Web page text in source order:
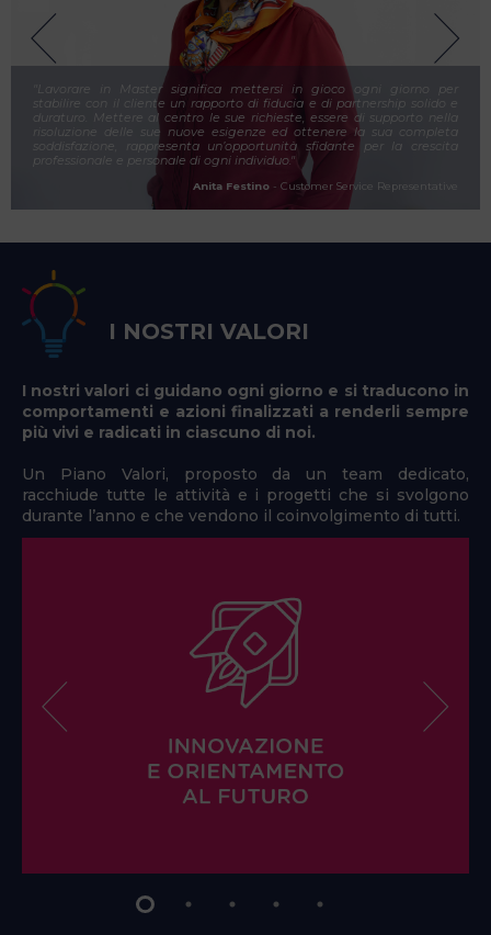
"Lavorare in Master significa mettersi in gioco ogni giorno per
stabilire con il cliente un rapporto di fiducia e di partnership solido e
duraturo. Mettere al centro le sue richieste, essere di supporto nella
risoluzione delle sue nuove esigenze ed ottenere la sua completa
soddisfazione, rappresenta un’opportunità sfidante per la crescita
professionale e personale di ogni individuo."
Anita Festino - Customer Service Representative
I NOSTRI VALORI
I nostri valori ci guidano ogni giorno e si traducono in
comportamenti e azioni finalizzati a renderli sempre
più vivi e radicati in ciascuno di noi.
Un Piano Valori, proposto da un team dedicato,
racchiude tutte le attività e i progetti che si svolgono
durante l’anno e che vendono il coinvolgimento di tutti.